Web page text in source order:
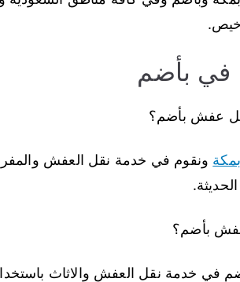
بأضم
عفش بأضم؟
ونقوم في خدمة نقل العفش
بأضم؟
خدمة نقل العفش والاثاث